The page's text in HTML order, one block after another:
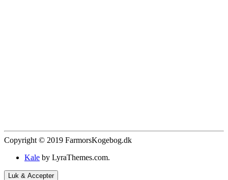
Copyright © 2019 FarmorsKogebog.dk
Kale by LyraThemes.com.